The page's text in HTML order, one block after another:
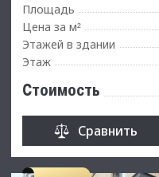
Площадь
Цена за м²
Этажей в здании
Этаж
Стоимость
Сравнить